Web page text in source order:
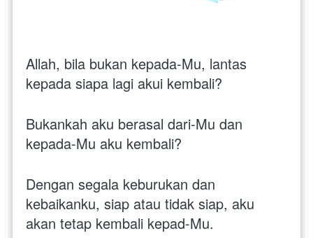
Allah, bila bukan kepada-Mu, lantas
kepada siapa lagi akui kembali?
Bukankah aku berasal dari-Mu dan
kepada-Mu aku kembali?
Dengan segala keburukan dan
kebaikanku, siap atau tidak siap, aku
akan tetap kembali kepad-Mu.